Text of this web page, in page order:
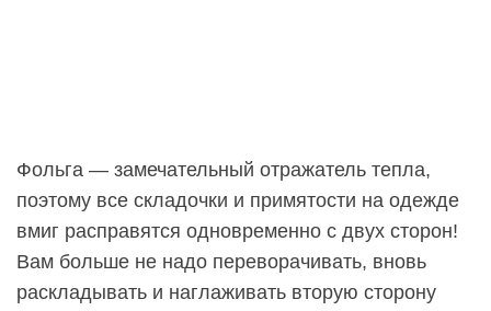
Фольга — замечательный отражатель тепла,
поэтому все складочки и примятости на одежде
вмиг расправятся одновременно с двух сторон!
Вам больше не надо переворачивать, вновь
раскладывать и наглаживать вторую сторону